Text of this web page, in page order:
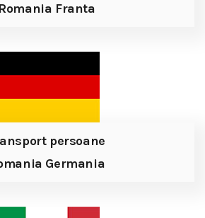
Romania Franta
persoane
Germania